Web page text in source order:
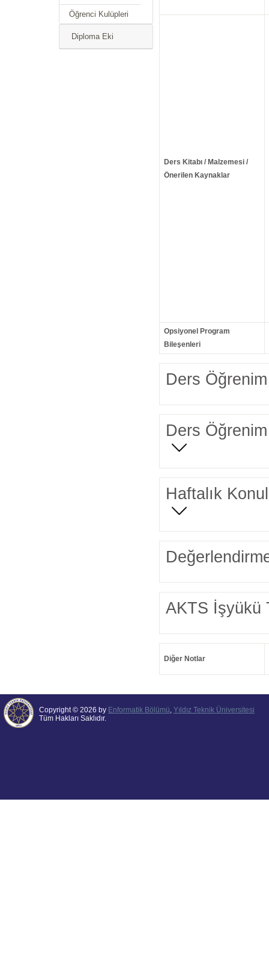
Öğrenci Kulüpleri
Diploma Eki
Ders Kitabı / Malzemesi /
Önerilen Kaynaklar
Opsiyonel Program
Bileşenleri
Ders Öğrenim
Ders Öğrenim
Haftalık
AKTS İşyükü
Diğer Notlar
Copyright © 2026 by Enformatik Bölümü, Yıldız Teknik Üniversitesi
Tüm Hakları Saklıdır.